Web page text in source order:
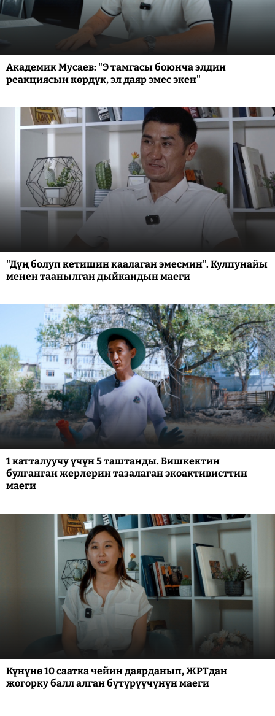
Академик Мусаев: "Э тамгасы боюнча элдин
реакциясын көрдүк, эл даяр эмес экен"
"Дүң болуп кетишин каалаган эмесмин". Кулпунайы
менен таанылган дыйкандын маеги
1 катталуучу үчүн 5 таштанды. Бишкектин
булганган жерлерин тазалаган экоактивисттин
маеги
Күнүнө 10 саатка чейин даярданып, ЖРТдан
жогорку балл алган бүтүрүүчүнүн маеги